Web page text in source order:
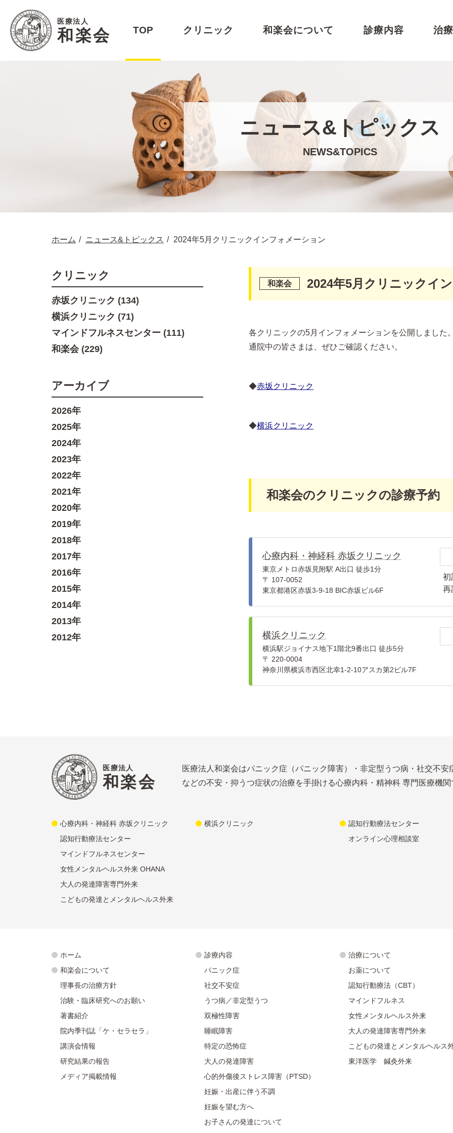
医療法人
和楽会 TOP クリニック 和楽会について 診療内容 治
ニュース&トピックス
NEWS&TOPICS
ホーム ニュース&トピックス 2024年5月クリニックインフォメーション
2024年5月クリニックイ
各クリニックの5月インフォメーションを公開しました。
通院中の皆さまは、ぜひご確認ください。
◆赤坂クリニック
◆横浜クリニック
和楽会のクリニックの診療予約
心療内科・神経科 赤坂クリニック
東京メトロ赤坂見附駅 A出口 徒歩1分
〒 107-0052
東京都港区赤坂3-9-18 BIC赤坂ビル6F
初
再
横浜クリニック
横浜駅ジョイナス地下1階北9番出口 徒歩5分
〒 220-0004
神奈川県横浜市西区北幸1-2-10アスカ第2ビル7F
クリニック
赤坂クリニック (134)
横浜クリニック (71)
マインドフルネスセンター (111)
和楽会 (229)
アーカイブ
2026年
2025年
2024年
2023年
2022年
2021年
2020年
2019年
2018年
2017年
2016年
2015年
2014年
2013年
2012年
医療法人
和楽会
医療法人和楽会はパニック症（パニック障害）・非定型うつ病・社交不安
などの不安・抑うつ症状の治療を手掛ける心療内科・精神科 専門医療機関
心療内科・神経科 赤坂クリニック
認知行動療法センター
マインドフルネスセンター
女性メンタルヘルス外来 OHANA
大人の発達障害専門外来
こどもの発達とメンタルヘルス外来
横浜クリニック
認知行動療法センター
オンライン心理相談室
ホーム
和楽会について
理事長の治療方針
治験・臨床研究へのお願い
著書紹介
院内季刊誌「ケ・セラセラ」
講演会情報
研究結果の報告
メディア掲載情報
診療内容
パニック症
社交不安症
うつ病／非定型うつ
双極性障害
睡眠障害
特定の恐怖症
大人の発達障害
心的外傷後ストレス障害（PTSD）
妊娠・出産に伴う不調
妊娠を望む方へ
お子さんの発達について
治療について
お薬について
認知行動療法（CBT）
マインドフルネス
女性メンタルヘルス外来
大人の発達障害専門外来
こどもの発達とメンタルヘルス
東洋医学 鍼灸外来